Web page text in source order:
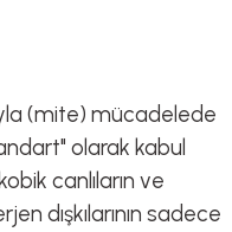
(mite) mücadelede
olarak kabul
canlıların ve
dışkılarının sadece